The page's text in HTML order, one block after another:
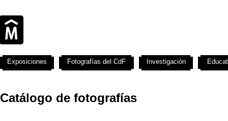
Catálogo de fotografías
Exposiciones Fotografías del CdF Investigación